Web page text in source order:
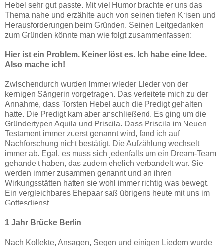
Hebel sehr gut passte. Mit viel Humor brachte er uns das
Thema nahe und erzählte auch von seinen tiefen Krisen und
Herausforderungen beim Gründen. Seinen Leitgedanken
zum Gründen könnte man wie folgt zusammenfassen:
Hier ist ein Problem. Keiner löst es. Ich habe eine Idee.
Also mache ich!
Zwischendurch wurden immer wieder Lieder von der
kernigen Sängerin vorgetragen. Das verleitete mich zu der
Annahme, dass Torsten Hebel auch die Predigt gehalten
hatte. Die Predigt kam aber anschließend. Es ging um die
Gründertypen Aquila und Priscila. Dass Priscila im Neuen
Testament immer zuerst genannt wird, fand ich auf
Nachforschung nicht bestätigt. Die Aufzählung wechselt
immer ab. Egal, es muss sich jedenfalls um ein Dream-Team
gehandelt haben, das zudem ehelich verbandelt war. Sie
werden immer zusammen genannt und an ihren
Wirkungsstätten hatten sie wohl immer richtig was bewegt.
Ein vergleichbares Ehepaar saß übrigens heute mit uns im
Gottesdienst.
1 Jahr Brücke Berlin
Nach Kollekte, Ansagen, Segen und einigen Liedern wurde